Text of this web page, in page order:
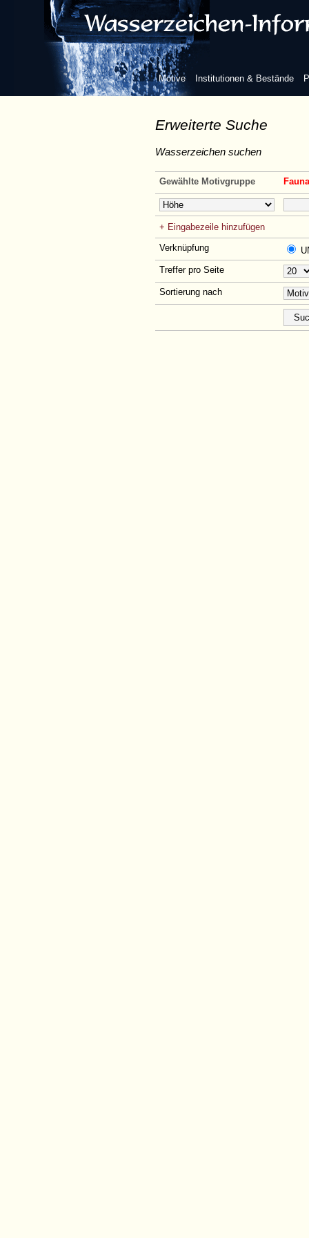
Motive Institutionen & Bestände
Erweiterte Suche
Wasserzeichen suchen
Gewählte Motivgruppe
+ Eingabezeile hinzufügen
Verknüpfung
Treffer pro Seite
Sortierung nach